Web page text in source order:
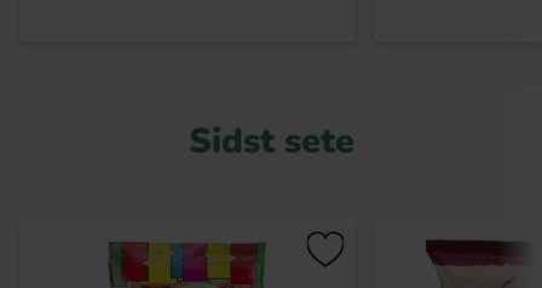
Sidst sete